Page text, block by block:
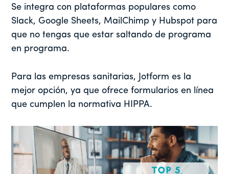
Se integra con plataformas populares como
Slack, Google Sheets, MailChimp y Hubspot para
que no tengas que estar saltando de programa
en programa.
Para las empresas sanitarias, Jotform es la
mejor opción, ya que ofrece formularios en línea
que cumplen la normativa HIPPA.